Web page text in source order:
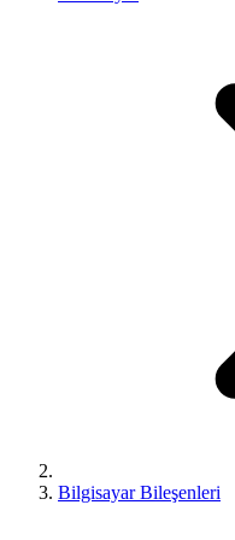
Bilgisayar Bileşenleri